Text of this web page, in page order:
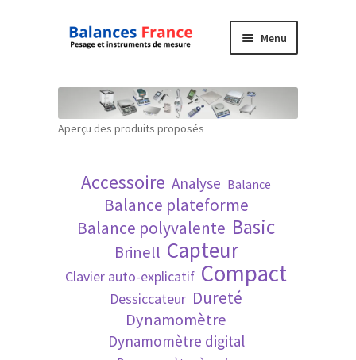
Aller
navigation
Aller
Menu
Mon compte
Politique de confidentialité
Politique en matière de remboursements et
Recherche avancée
Technique
Aperçu des produits proposés
Accessoire Analyse Balance
Balance plateforme
Balance polyvalente Basic
Brinell Capteur
Clavier auto-explicatif Compact
Dessiccateur Dureté
Dynamomètre
Dynamomètre digital